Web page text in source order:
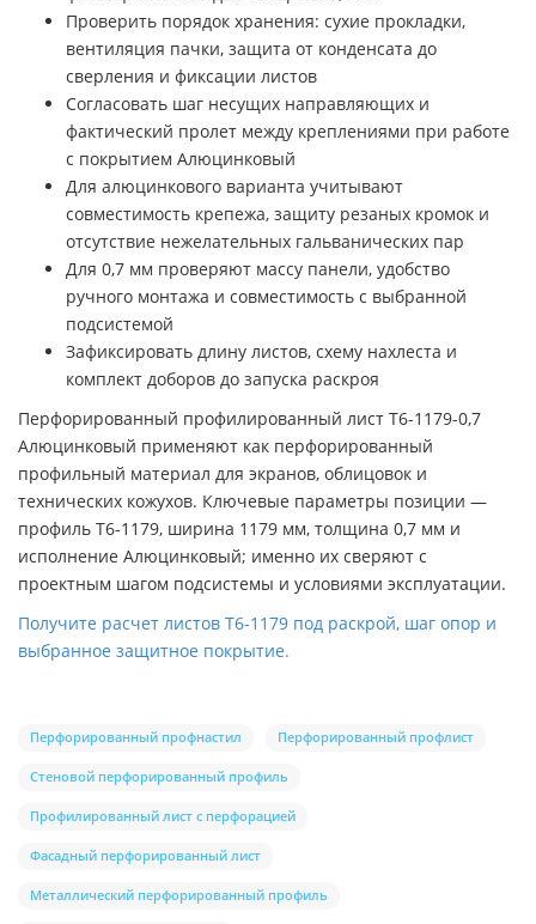
Проверить порядок хранения: сухие прокладки,
вентиляция пачки, защита от конденсата до
сверления и фиксации листов
Согласовать шаг несущих направляющих и
фактический пролет между креплениями при работе
с покрытием Алюцинковый
Для алюцинкового варианта учитывают
совместимость крепежа, защиту резаных кромок и
отсутствие нежелательных гальванических пар
Для 0,7 мм проверяют массу панели, удобство
ручного монтажа и совместимость с выбранной
подсистемой
Зафиксировать длину листов, схему нахлеста и
комплект доборов до запуска раскроя
Перфорированный профилированный лист Т6-1179-0,7
Алюцинковый применяют как перфорированный
профильный материал для экранов, облицовок и
технических кожухов. Ключевые параметры позиции —
профиль Т6-1179, ширина 1179 мм, толщина 0,7 мм и
исполнение Алюцинковый; именно их сверяют с
проектным шагом подсистемы и условиями эксплуатации.
Получите расчет листов Т6-1179 под раскрой, шаг опор и
выбранное защитное покрытие.
Перфорированный профнастил Перфорированный профлист
Стеновой перфорированный профиль
Профилированный лист с перфорацией
Фасадный перфорированный лист
Металлический перфорированный профиль